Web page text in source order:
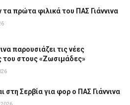
τα πρώτα φιλικά του ΠΑΣ Γιάννινα
παρουσιάζει τις νέες
του στους «Ζωσιμάδες»
στη Σερβία για φορ ο ΠΑΣ Γιάννινα